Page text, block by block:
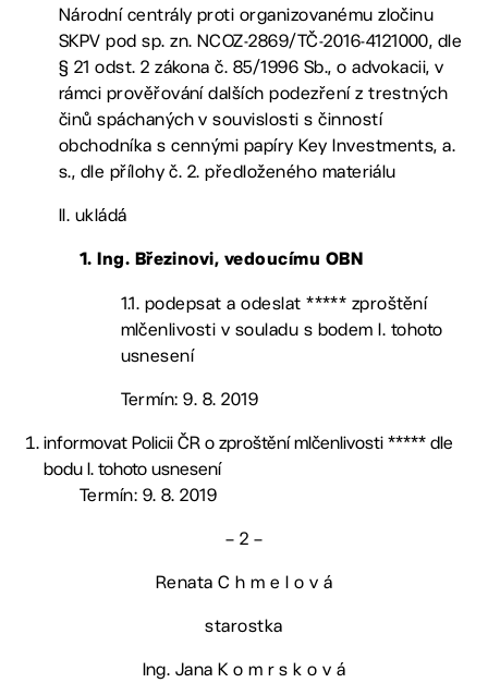
Národní centrály proti organizovanému zločinu
SKPV pod sp. zn. NCOZ-2869/TČ-2016-4121000, dle
§ 21 odst. 2 zákona č. 85/1996 Sb., o advokacii, v
rámci prověřování dalších podezření z trestných
činů spáchaných v souvislosti s činností
obchodníka s cennými papíry Key Investments, a.
s., dle přílohy č. 2. předloženého materiálu
II. ukládá
1. Ing. Březinovi, vedoucímu OBN
1.1. podepsat a odeslat ***** zproštění
mlčenlivosti v souladu s bodem I. tohoto
usnesení
Termín: 9. 8. 2019
informovat Policii ČR o zproštění mlčenlivosti ***** dle
bodu I. tohoto usnesení
Termín: 9. 8. 2019
– 2 –
Renata C h m e l o v á
starostka
Ing. Jana K o m r s k o v á